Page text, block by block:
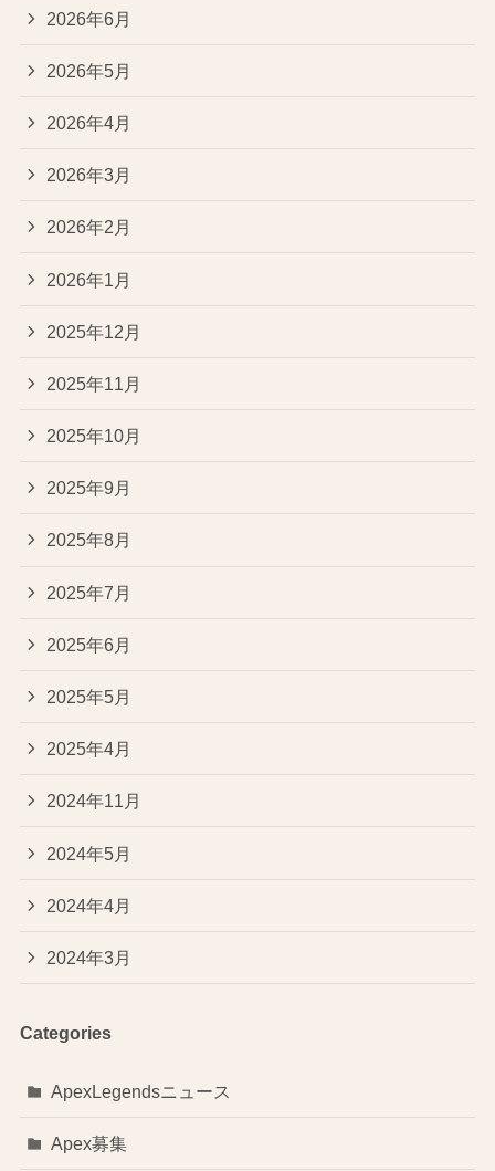
2026年6月
2026年5月
2026年4月
2026年3月
2026年2月
2026年1月
2025年12月
2025年11月
2025年10月
2025年9月
2025年8月
2025年7月
2025年6月
2025年5月
2025年4月
2024年11月
2024年5月
2024年4月
2024年3月
Categories
ApexLegendsニュース
Apex募集